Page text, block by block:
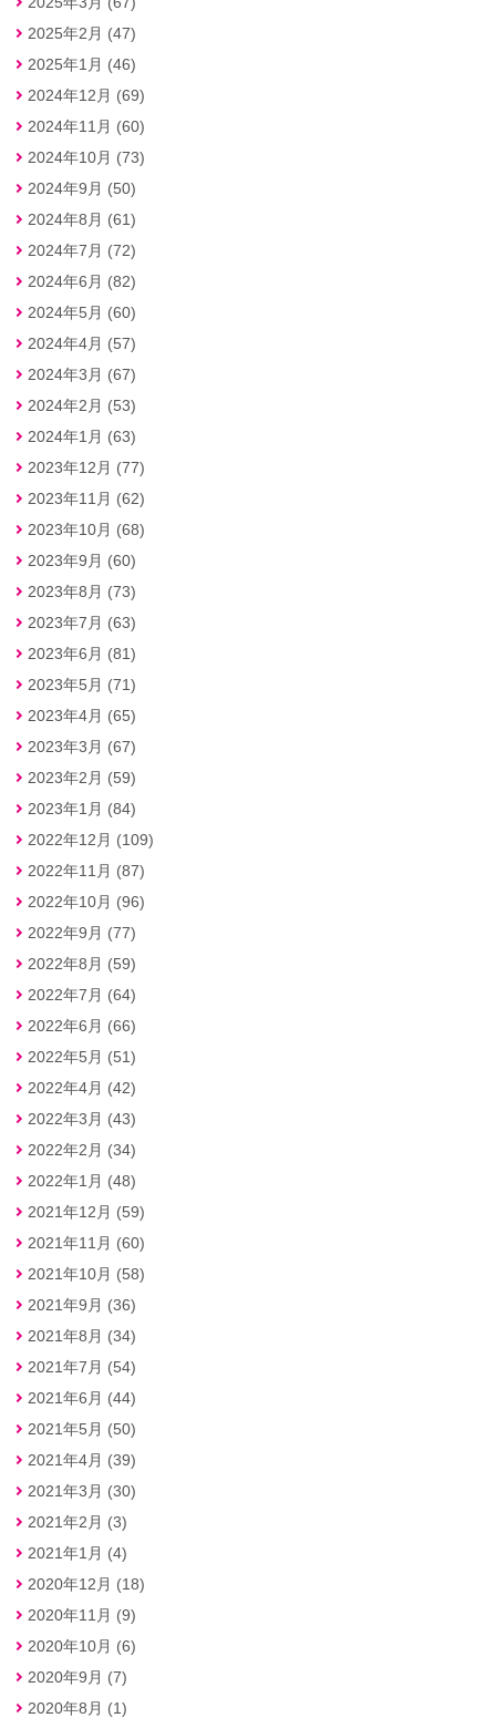
2025年2月 (47)
2025年1月 (46)
2024年12月 (69)
2024年11月 (60)
2024年10月 (73)
2024年9月 (50)
2024年8月 (61)
2024年7月 (72)
2024年6月 (82)
2024年5月 (60)
2024年4月 (57)
2024年3月 (67)
2024年2月 (53)
2024年1月 (63)
2023年12月 (77)
2023年11月 (62)
2023年10月 (68)
2023年9月 (60)
2023年8月 (73)
2023年7月 (63)
2023年6月 (81)
2023年5月 (71)
2023年4月 (65)
2023年3月 (67)
2023年2月 (59)
2023年1月 (84)
2022年12月 (109)
2022年11月 (87)
2022年10月 (96)
2022年9月 (77)
2022年8月 (59)
2022年7月 (64)
2022年6月 (66)
2022年5月 (51)
2022年4月 (42)
2022年3月 (43)
2022年2月 (34)
2022年1月 (48)
2021年12月 (59)
2021年11月 (60)
2021年10月 (58)
2021年9月 (36)
2021年8月 (34)
2021年7月 (54)
2021年6月 (44)
2021年5月 (50)
2021年4月 (39)
2021年3月 (30)
2021年2月 (3)
2021年1月 (4)
2020年12月 (18)
2020年11月 (9)
2020年10月 (6)
2020年9月 (7)
2020年8月 (1)